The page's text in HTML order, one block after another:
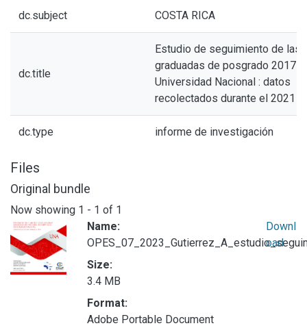
dc.subject COSTA RICA
dc.title
Estudio de seguimiento de las
graduadas de posgrado 2017-
Universidad Nacional : datos
recolectados durante el 2021
dc.type informe de investigación
Files
Original bundle
Now showing 1 - 1 of 1
Name:
Size:
3.4 MB
Format:
Adobe Portable Document
Downl
oad